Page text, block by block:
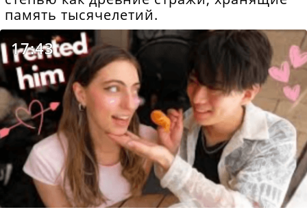
память тысячелетий.
17:43